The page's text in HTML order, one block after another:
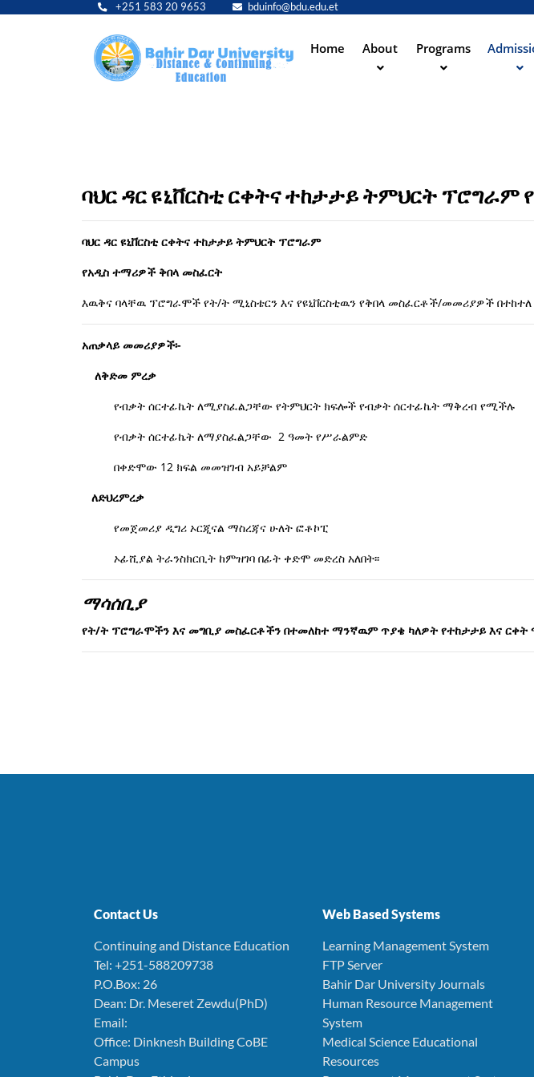
+251 583 20 9653 bduinfo@bdu.edu.et
navigation
Home About Programs
ባህር ዳር ዩኒቨርስቲ ርቀትና ተከታታይ ትምህርት
ባህር ዳር ዩኒቨርስቲ ርቀትና ተከታታይ ትምህርት ፕሮግራም
የአዲስ ተማሪዎች ቅበላ መስፈርት
እዉቅና ባላቸዉ ፕሮግራሞች የት/ት ሚኒስቴርን እና የዩኒቨርስቲዉን የቅበላ መስፈርቶች/መመሪያዎች
አጠቃላይ መመሪያዎች፡-
ለቅድመ ምረቃ
የብቃት ሰርተፊኬት ለሚያስፈልጋቸው የትምህርት ክፍሎች የብቃት ሰርተፊኬት ማቅረብ የሚችሉ
የብቃት ሰርተፊኬት ለማያስፈልጋቸው 2 ዓመት የሥራልምድ
በቀድሞው 12 ክፍል መመዝገብ አይቻልም
ለድህረምረቃ
የመጀመሪያ ዲግሪ ኦርጂናል ማስረጃና ሁለት ፎቶኮፒ
ኦፊሺያል ትራንስክርቢት ከምዝገባ በፊት ቀድሞ መድረስ አለበት፡፡
ማሳሰቢያ
የት/ት ፕሮግራሞችን እና መግቢያ መስፈርቶችን በተመለከተ ማንኛዉም ጥያቄ ካለዎት የተከታታይ እና ርቀት
Contact Us
Continuing and Distance Education
Tel: +251-588209738
P.O.Box: 26
Dean: Dr. Meseret Zewdu(PhD)
Email:
Office: Dinknesh Building CoBE
Campus
Web Based Systems
Learning Management System
FTP Server
Bahir Dar University Journals
Human Resource Management
System
Medical Science Educational
Resources